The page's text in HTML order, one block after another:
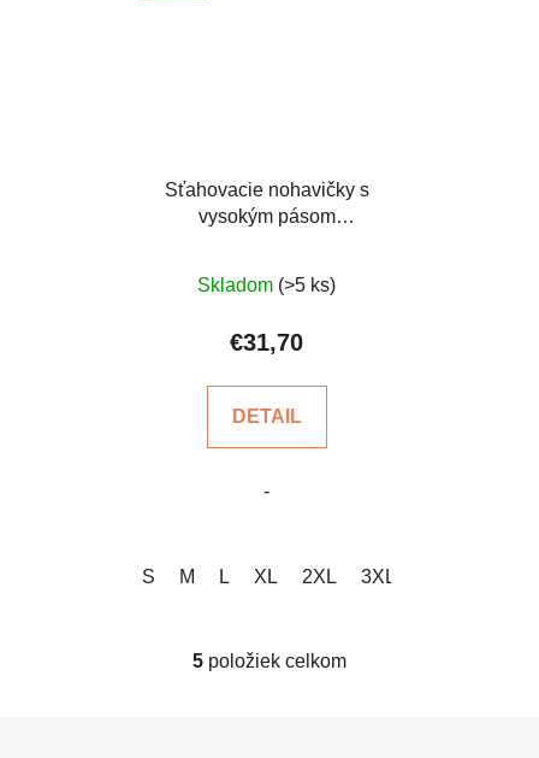
Sťahovacie nohavičky s
vysokým pásom
hodnotenie
produktu
z
hviezdičiek.
Skladom (>5 ks)
€31,70
DETAIL
-
S M L XL 2XL 3XL
O
5 položiek celkom